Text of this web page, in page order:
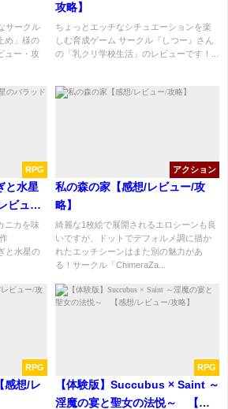
サークル
め」様の
ュー・攻
攻略】
ちょっとエッチなシチュエーションを楽
しむ育成ゲーム サークル『しつー』さん
の「乳クリ学校生活」のレビューです！...
RPG
と水星
ビュー/
ニカを味
と水星の
アクション
私の森の家【感想/レビュー/攻
略】
綺麗な1枚絵で展開されるエロシーンも良
いですが、ドットでデフォルメ調に描か
れたエッチシーンはまた別の魅力があ
る！サークル「ChimeraZa...
RPG
感想/レ
RPG
【体験版】Succubus × Saint ～
淫魔の宴と聖女の法悦～ 【感